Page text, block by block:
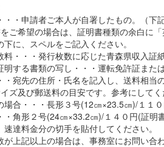
・申請者ご本人が自署したもの。（下
ご希望の場合は、証明書種類の余白に「
に、スペルをご記入ください。
・・・発行枚数に応じた青森県収入証
する書類の写し・・・運転免許証また
宛先の住所・氏名を記入し、送料相当
ズ及び郵送料の目安です。参考にしてく
場合・・・長形３号(12㎝×23.5㎝)/１１
・角形２号(24㎝×33.2㎝)/１４０円(証明
達料金分の切手を貼付してください。
上記以上の場合は、事務室にお問い合わ